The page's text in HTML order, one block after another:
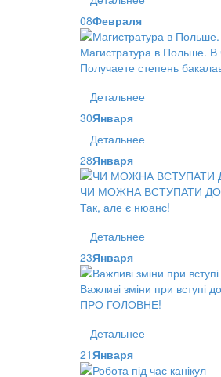
08Февраля
Магистратура в Польше.
Получаете степень
Детальнее
30Января
Детальнее
28Января
ЧИ МОЖНА ВСТУПАТИ ДО
Так, але є нюанс!
Детальнее
23Января
Важливі зміни при вступі
ПРО ГОЛОВНЕ!
Детальнее
21Января